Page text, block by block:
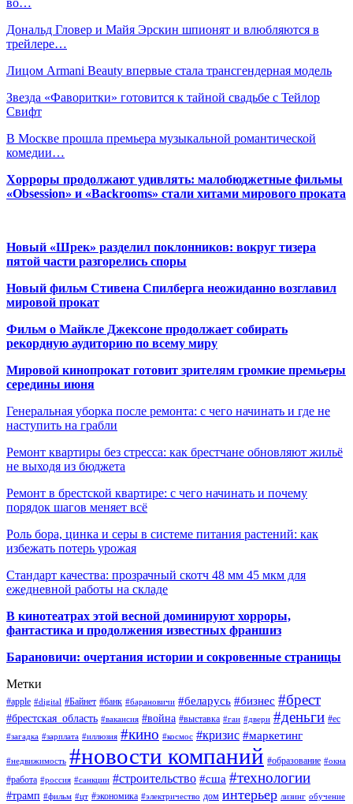
Дональд Гловер и Майя Эрскин шпионят и влюбляются в
трейлере…
Лицом Armani Beauty впервые стала трансгендерная модель
Звезда «Фаворитки» готовится к тайной свадьбе с Тейлор
Свифт
В Москве прошла премьера музыкальной романтической
комедии…
Хорроры продолжают удивлять: малобюджетные фильмы
«Obsession» и «Backrooms» стали хитами мирового проката
Новый «Шрек» разделил поклонников: вокруг тизера
пятой части разгорелись споры
Новый фильм Стивена Спилберга неожиданно возглавил
мировой прокат
Фильм о Майкле Джексоне продолжает собирать
рекордную аудиторию по всему миру
Мировой кинопрокат готовит зрителям громкие премьеры
середины июня
Генеральная уборка после ремонта: с чего начинать и где не
наступить на грабли
Ремонт квартиры без стресса: как брестчане обновляют жильё
не выходя из бюджета
Ремонт в брестской квартире: с чего начинать и почему
порядок шагов меняет всё
Роль бора, цинка и серы в системе питания растений: как
избежать потерь урожая
Стандарт качества: прозрачный скотч 48 мм 45 мкм для
ежедневной работы на складе
В кинотеатрах этой весной доминируют хорроры,
фантастика и продолжения известных франшиз
Барановичи: очертания истории и сокровенные страницы
Метки
#apple #digital #Байнет #банк #барановичи #беларусь #бизнес #брест
#брестская_область #вакансия #война #выставка #гаи #двери #деньги #ес
#загадка #зарплата #иллюзия #кино #космос #кризис #маркетинг
#недвижимость #новости компаний #образование #окна
#работа #россия #санкции #строительство #сша #технологии
#трамп #фильм #цт #экономика #электричество дом интерьер лизинг обучение